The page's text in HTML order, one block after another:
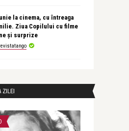
la cinema, cu întreaga
Ziua Copilului cu filme
și surprize
ZILEI